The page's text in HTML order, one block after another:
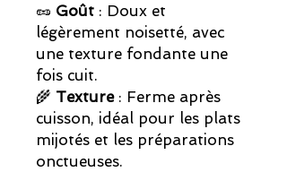
🥜 Goût : Doux et
légèrement noisetté, avec
une texture fondante une
fois cuit.
🌾 Texture: Ferme après
cuisson, idéal pour les plats
mijotés et les préparations
onctueuses.